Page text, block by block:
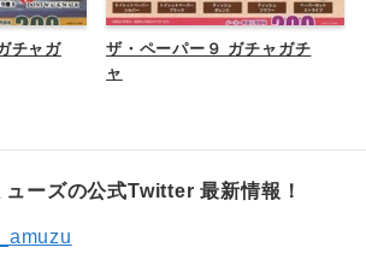
チャガ
ザ・ペーパー９ ガチャガチ
ャ
ューズの公式Twitter 最新情報！